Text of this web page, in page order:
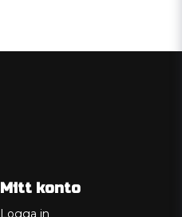
Mitt konto
Logga in